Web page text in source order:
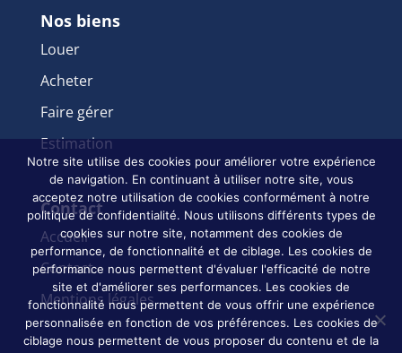
Nos biens
Louer
Acheter
Faire gérer
Estimation
Contact
Accueil
Contact
Mentions légales
Notre site utilise des cookies pour améliorer votre expérience
de navigation. En continuant à utiliser notre site, vous
acceptez notre utilisation de cookies conformément à notre
politique de confidentialité. Nous utilisons différents types de
cookies sur notre site, notamment des cookies de
performance, de fonctionnalité et de ciblage. Les cookies de
performance nous permettent d'évaluer l'efficacité de notre
site et d'améliorer ses performances. Les cookies de
fonctionnalité nous permettent de vous offrir une expérience
personnalisée en fonction de vos préférences. Les cookies de
ciblage nous permettent de vous proposer du contenu et de la